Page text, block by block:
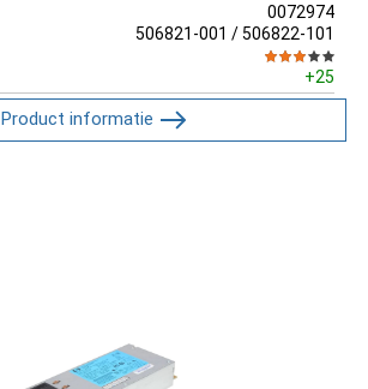
0072974
506821-001 / 506822-101
+25
Product informatie